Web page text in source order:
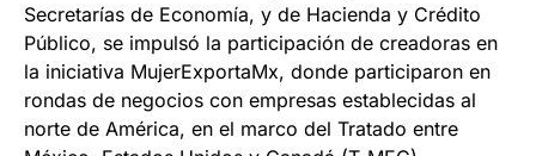
Secretarías de Economía, y de Hacienda y Crédito
Público, se impulsó la participación de creadoras en
la iniciativa MujerExportaMx, donde participaron en
rondas de negocios con empresas establecidas al
norte de América, en el marco del Tratado entre